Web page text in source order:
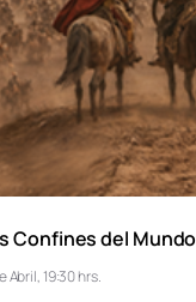
Confines del Mundo
19:30 hrs.